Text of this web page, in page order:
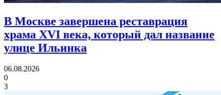
В Москве завершена реставрация
храма XVI века, который дал название
улице Ильинка
06.08.2026
0
3